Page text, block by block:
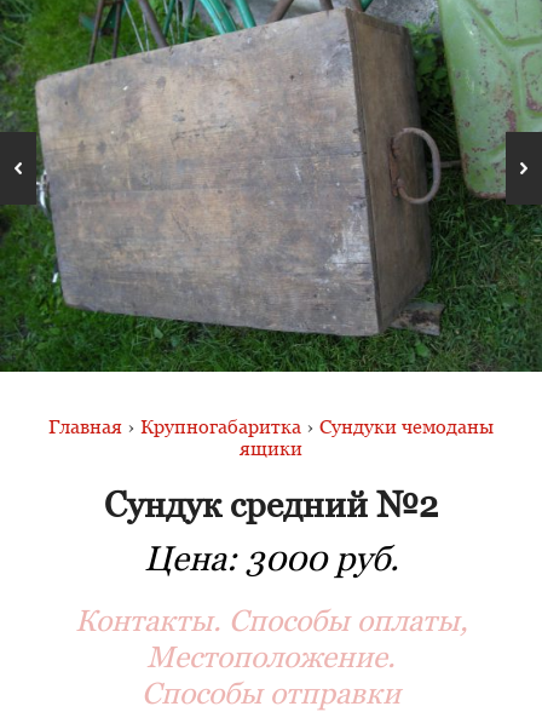
Главная › Крупногабаритка › Сундуки чемоданы
ящики
Сундук средний №2
Цена: 3000 руб.
Контакты. Способы оплаты,
Местоположение.
Способы отправки